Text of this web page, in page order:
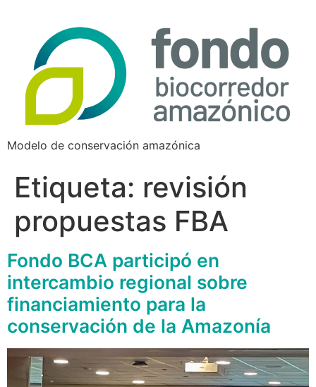
Modelo de conservación amazónica
Etiqueta: revisión
propuestas FBA
Fondo BCA participó en
intercambio regional sobre
financiamiento para la
conservación de la Amazonía